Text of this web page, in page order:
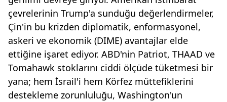
çevrelerinin Trump'a sunduğu değerlendirmeler,
Çin'in bu krizden diplomatik, enformasyonel,
askeri ve ekonomik (DIME) avantajlar elde
ettiğine işaret ediyor. ABD'nin Patriot, THAAD ve
Tomahawk stoklarını ciddi ölçüde tüketmesi bir
yana; hem İsrail'i hem Körfez müttefiklerini
destekleme zorunluluğu, Washington'un